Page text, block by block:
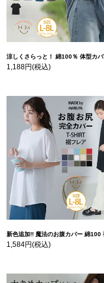
涼しくさらっと！ 綿100％ 体型カバーもお洒落も叶える 風合いコットン ゆるシルエット ドルマン | 大きいサイズの通
1,188円(税込)
新色追加!! 魔法のお腹カバー 綿100 裾フレア Tシャツ | 大きいサイズの通販ならハ
1,584円(税込)